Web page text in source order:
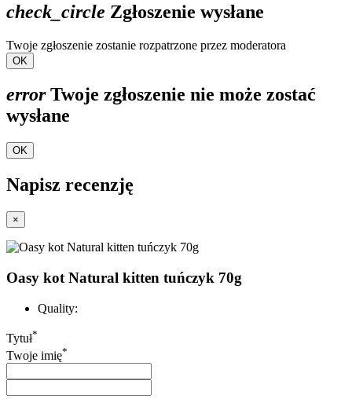
check_circle Zgłoszenie wysłane
Twoje zgłoszenie zostanie rozpatrzone przez moderatora
OK
errorTwoje zgłoszenie nie może zostać
wysłane
OK
Napisz recenzję
×
Oasy kot Natural kitten tuńczyk 70g
Quality:
Tytuł*
Twoje imię*